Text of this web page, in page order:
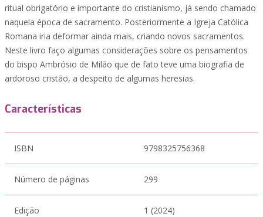
ritual obrigatório e importante do cristianismo, já sendo chamado
naquela época de sacramento. Posteriormente a Igreja Católica
Romana iria deformar ainda mais, criando novos sacramentos.
Neste livro faço algumas considerações sobre os pensamentos
do bispo Ambrósio de Milão que de fato teve uma biografia de
ardoroso cristão, a despeito de algumas heresias.
Características
ISBN 9798325756368
Número de páginas 299
Edição 1 (2024)